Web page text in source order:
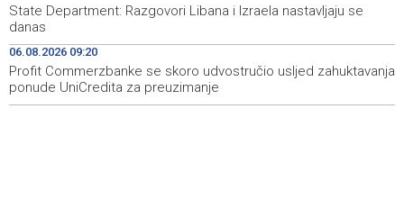
10:05
Multiple fires reported across Herzegovina-Neretva
Canton, firefighters remain deployed near Konjic
10:01
Dva izraelska vojnika i jedan Libanac ubijeni u sukobima
u južnom Libanu
State Department: Razgovori Libana i Izraela nastavljaju se
danas
06.08.2026 09:20
Profit Commerzbanke se skoro udvostručio usljed zahuktavanja
ponude UniCredita za preuzimanje